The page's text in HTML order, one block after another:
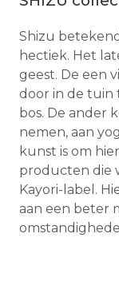
Shizu
hectiek. Het
geest. De een
door in de tuin
bos. De ander
nemen, aan
kunst is om
producten die
Kayori-label.
aan een beter